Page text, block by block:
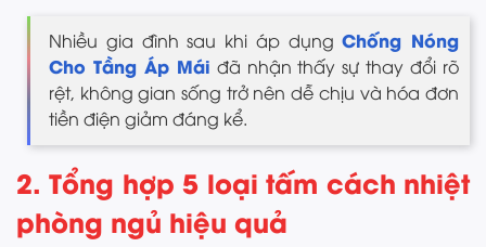
Nhiều gia đình sau khi áp dụngChống Nóng
Cho Tầng Áp Mái đã nhận thấy sự thay đổi rõ
rệt, không gian sống trở nên dễ chịu và hóa đơn
tiền điện giảm đáng kể.
2. Tổng hợp 5 loại tấm cách nhiệt
phòng ngủ hiệu quả